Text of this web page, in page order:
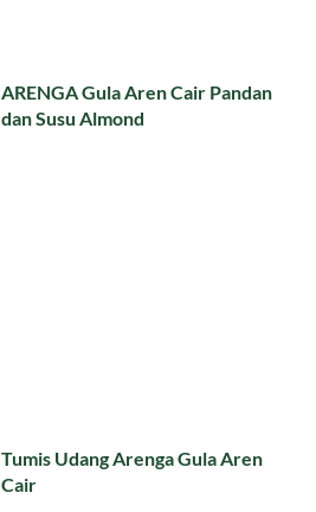
ARENGA Gula Aren Cair Pandan
dan Susu Almond
Tumis Udang Arenga Gula Aren
Cair